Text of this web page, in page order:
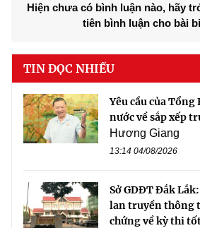
Hiện chưa có bình luận nào, hãy
tiên bình luận cho bài
TIN ĐỌC NHIỀU
Yêu cầu của
nước về sắp xếp
Hương Giang
13:14 04/08/2026
Sở GDĐT Đắk
lan truyền thông
chứng về kỳ thi